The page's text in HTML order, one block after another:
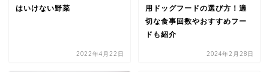
はいけない野菜
2022年4月22日
用ドッグフードの選び方！適
切な食事回数やおすすめフー
ドも紹介
2024年2月28日